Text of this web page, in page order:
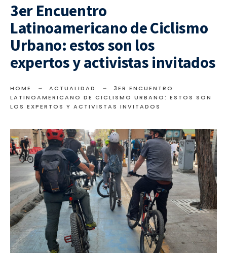
3er Encuentro
Latinoamericano de Ciclismo
Urbano: estos son los
expertos y activistas invitados
HOME ACTUALIDAD
3ER ENCUENTRO
LATINOAMERICANO DE CICLISMO URBANO: ESTOS SON
LOS EXPERTOS Y ACTIVISTAS INVITADOS